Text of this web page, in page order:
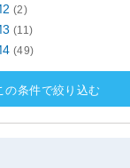
(2)
(11)
(49)
の条件で絞り込む